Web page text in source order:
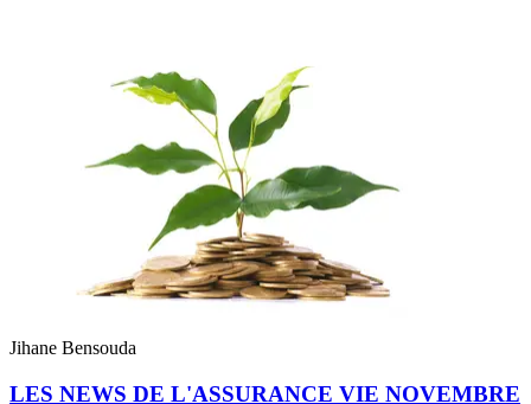
Jihane Bensouda
LES NEWS DE L'ASSURANCE VIE NOVEMBRE